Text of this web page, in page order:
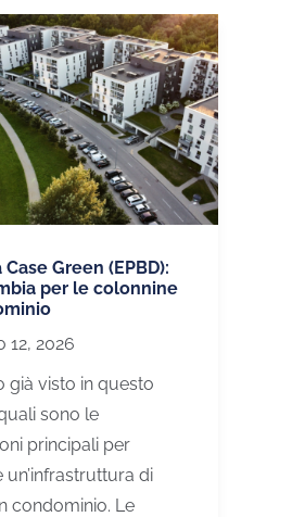
Green (EPBD):
per le colonnine
12, 2026
già visto in questo
sono le
principali per
un’infrastruttura di
condominio. Le